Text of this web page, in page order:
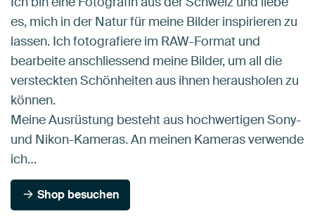
es, mich in der Natur für meine Bilder inspirieren zu
lassen. Ich fotografiere im RAW-Format und
bearbeite anschliessend meine Bilder, um all die
versteckten Schönheiten aus ihnen herausholen zu
können.
Meine Ausrüstung besteht aus hochwertigen Sony-
und Nikon-Kameras. An meinen Kameras verwende
ich…
Shop besuchen